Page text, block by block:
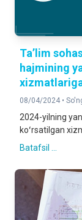
Taʼlim
hajmining
08/04/2024 •
2024-yilning
koʻrsatilgan
Batafsil ...